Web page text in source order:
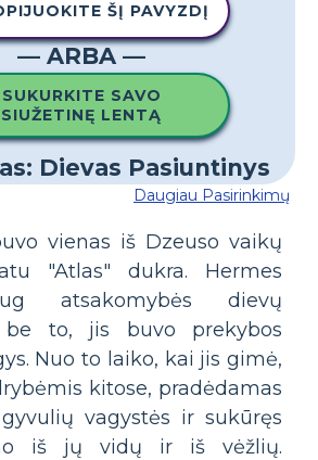
ŠĮ PAVYZDĮ
— ARBA —
SUKURKITE SAVO
SIUŽETINĘ LENTĄ
Daugiau Pasirinkimų
vienas iš Dzeuso vaikų
"Atlas" dukra. Hermes
atsakomybės dievų
be to, jis buvo prekybos
Nuo to laiko, kai jis gimė,
kitose, pradėdamas
vagystės ir sukūręs
iš jų vidų ir iš vėžlių.